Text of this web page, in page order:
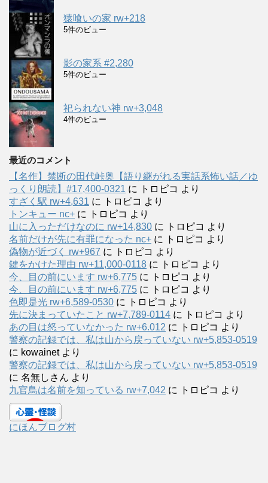
猿喰いの家 rw+218
5件のビュー
影の家系 #2,280
5件のビュー
祀られない神 rw+3,048
4件のビュー
最近のコメント
【名作】禁断の田代峠奥【語り継がれる実話系怖い話／ゆ
っくり朗読】#17,400-0321 に トロピコ より
すざく駅 rw+4,631 に トロピコ より
トンキュー nc+ に トロピコ より
山に入っただけなのに rw+14,830 に トロピコ より
名前だけが先に有罪になった nc+ に トロピコ より
偽物が近づく rw+967 に トロピコ より
鍵をかけた理由 rw+11,000-0118 に トロピコ より
今、目の前にいます rw+6,775 に トロピコ より
今、目の前にいます rw+6,775 に トロピコ より
色即是光 rw+6,589-0530 に トロピコ より
先に決まっていたこと rw+7,789-0114 に トロピコ より
あの目は怒っていなかった rw+6.012 に トロピコ より
警察の記録では、私は山から戻っていない rw+5,853-0519
に kowainetより
警察の記録では、私は山から戻っていない rw+5,853-0519
に 名無しさん より
九官鳥は名前を知っている rw+7,042 に トロピコ より
にほんブログ村